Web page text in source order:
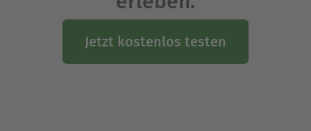
Jetzt kostenlos testen